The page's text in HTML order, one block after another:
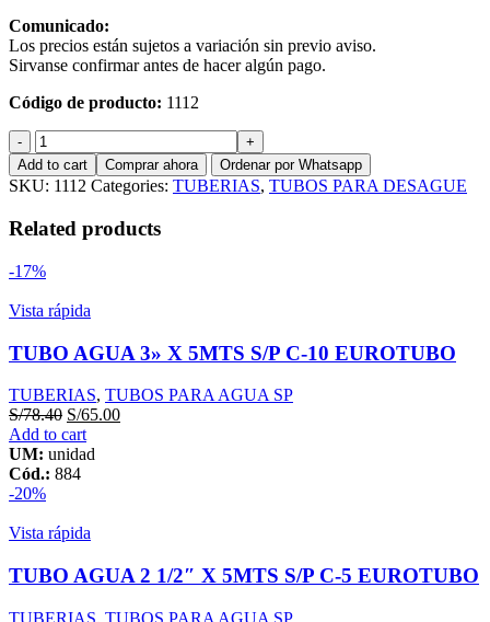
Comunicado:
Los precios están sujetos a variación sin previo aviso.
Sirvanse confirmar antes de hacer algún pago.
Código de producto: 1112
TUBO
DESAGUE
6"
X
5MTS
SAL
quantity
Add to cart Comprar ahora Ordenar por Whatsapp
SKU: 1112 Categories: TUBERIAS, TUBOS PARA DESAGUE
Related products
-17%
Vista rápida
TUBO AGUA 3» X 5MTS S/P C-10 EUROTUBO
TUBERIAS, TUBOS PARA AGUA SP
S/78.40 S/65.00
Add to cart
UM: unidad
Cód.: 884
-20%
Vista rápida
TUBO AGUA 2 1/2″ X 5MTS S/P C-5 EUROTUBO
TUBERIAS, TUBOS PARA AGUA SP